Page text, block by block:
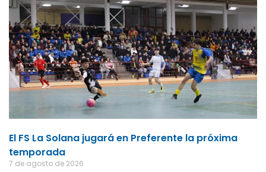
El FS La Solana jugará en Preferente la próxima
temporada
7 de agosto de 2026